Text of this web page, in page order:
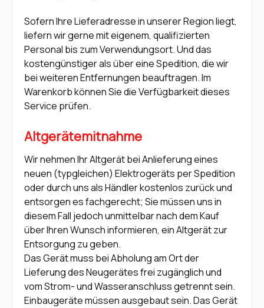
Sofern Ihre Lieferadresse in unserer Region liegt,
liefern wir gerne mit eigenem, qualifizierten
Personal bis zum Verwendungsort. Und das
kostengünstiger als über eine Spedition, die wir
bei weiteren Entfernungen beauftragen. Im
Warenkorb können Sie die Verfügbarkeit dieses
Service prüfen.
Altgerätemitnahme
Wir nehmen Ihr Altgerät bei Anlieferung eines
neuen (typgleichen) Elektrogeräts per Spedition
oder durch uns als Händler kostenlos zurück und
entsorgen es fachgerecht; Sie müssen uns in
diesem Fall jedoch unmittelbar nach dem Kauf
über Ihren Wunsch informieren, ein Altgerät zur
Entsorgung zu geben.
Das Gerät muss bei Abholung am Ort der
Lieferung des Neugerätes frei zugänglich und
vom Strom- und Wasseranschluss getrennt sein.
Einbaugeräte müssen ausgebaut sein. Das Gerät